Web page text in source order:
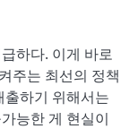
하다. 이게 바로
주는 최선의 정책
하기 위해서는
능한 게 현실이